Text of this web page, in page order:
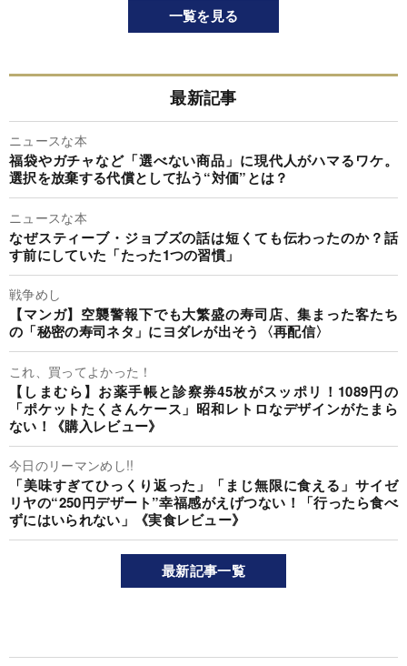
一覧を見る
最新記事
ニュースな本
福袋やガチャなど「選べない商品」に現代人がハマるワケ。
選択を放棄する代償として払う“対価”とは？
ニュースな本
なぜスティーブ・ジョブズの話は短くても伝わったのか？話
す前にしていた「たった1つの習慣」
戦争めし
【マンガ】空襲警報下でも大繁盛の寿司店、集まった客たち
の「秘密の寿司ネタ」にヨダレが出そう〈再配信〉
これ、買ってよかった！
【しまむら】お薬手帳と診察券45枚がスッポリ！1089円の
「ポケットたくさんケース」昭和レトロなデザインがたまら
ない！《購入レビュー》
今日のリーマンめし!!
「美味すぎてひっくり返った」「まじ無限に食える」サイゼ
リヤの“250円デザート”幸福感がえげつない！「行ったら食べ
ずにはいられない」《実食レビュー》
最新記事一覧